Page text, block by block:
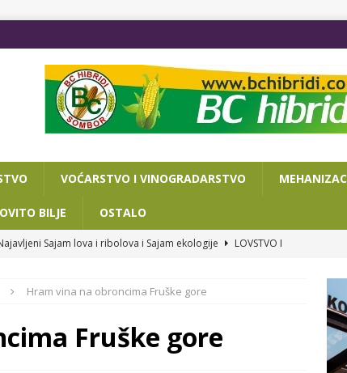
VOĆARSTVO I VINOGRADARSTVO
BILJE OSTALO
Sajam lova i ribolova i Sajam ekologije
LOVSTVO I
DO POLJOPRIVREDNOG SAJMA
OSTALO
SPORAZUM O SARADNJI NOVOSADSKOG SAJMA I
OSTALO
Hram vina na obroncima Fruške gore
Fruške gore